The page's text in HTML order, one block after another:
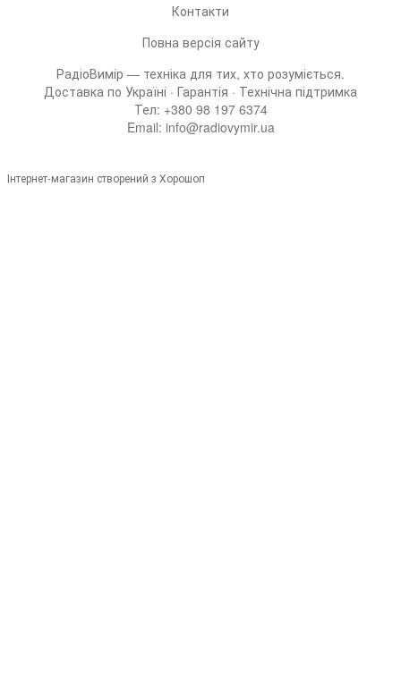
Контакти
Повна версія сайту
РадіоВимір — техніка для тих, хто розуміється.
Доставка по Україні · Гарантія · Технічна підтримка
Тел: +380 98 197 6374
Email: info@radiovymir.ua
Інтернет-магазин створений з Хорошоп